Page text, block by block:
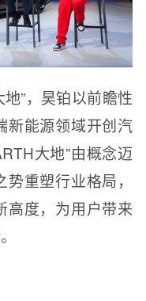
”，昊铂以前瞻性
新能源领域开创汽
大地”由概念迈
重塑行业格局，
高度，为用户带来